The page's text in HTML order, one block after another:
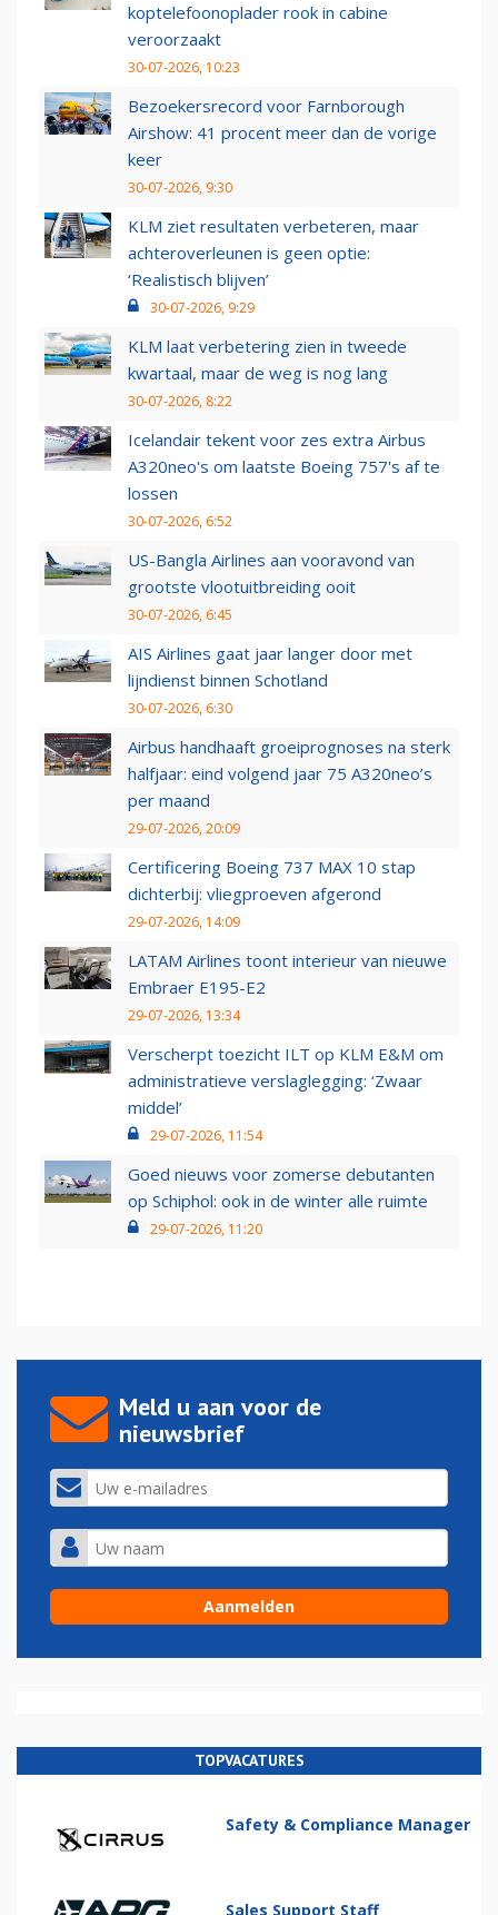
koptelefoonoplader rook in cabine
veroorzaakt
30-07-2026, 10:23
Bezoekersrecord voor Farnborough
Airshow: 41 procent meer dan de vorige
keer
30-07-2026, 9:30
KLM ziet resultaten verbeteren, maar
achteroverleunen is geen optie:
‘Realistisch blijven’
30-07-2026, 9:29
KLM laat verbetering zien in tweede
kwartaal, maar de weg is nog lang
30-07-2026, 8:22
Icelandair tekent voor zes extra Airbus
A320neo's om laatste Boeing 757's af te
lossen
30-07-2026, 6:52
US-Bangla Airlines aan vooravond van
grootste vlootuitbreiding ooit
30-07-2026, 6:45
AIS Airlines gaat jaar langer door met
lijndienst binnen Schotland
30-07-2026, 6:30
Airbus handhaaft groeiprognoses na sterk
halfjaar: eind volgend jaar 75 A320neo’s
per maand
29-07-2026, 20:09
Certificering Boeing 737 MAX 10 stap
dichterbij: vliegproeven afgerond
29-07-2026, 14:09
LATAM Airlines toont interieur van nieuwe
Embraer E195-E2
29-07-2026, 13:34
Verscherpt toezicht ILT op KLM E&M om
administratieve verslaglegging: ‘Zwaar
middel’
29-07-2026, 11:54
Goed nieuws voor zomerse debutanten
op Schiphol: ook in de winter alle ruimte
29-07-2026, 11:20
Meld u aan voor de
nieuwsbrief
TOPVACATURES
Safety & Compliance Manager
Sales Support Staff